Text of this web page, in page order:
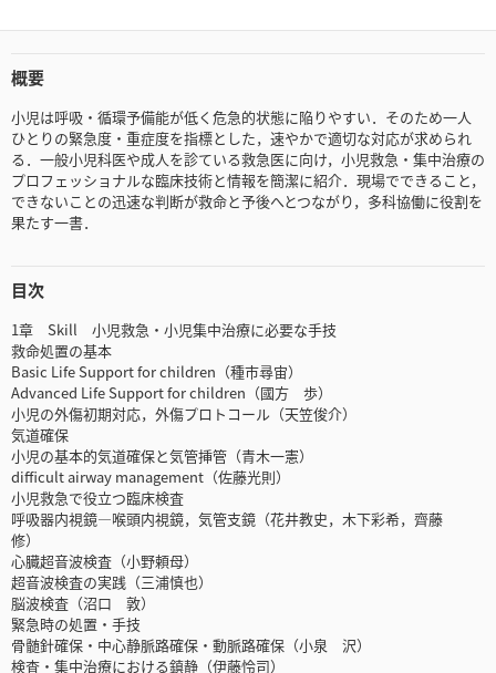
概要
小児は呼吸・循環予備能が低く危急的状態に陥りやすい．そのため一人
ひとりの緊急度・重症度を指標とした，速やかで適切な対応が求められ
る．一般小児科医や成人を診ている救急医に向け，小児救急・集中治療の
プロフェッショナルな臨床技術と情報を簡潔に紹介．現場でできること，
できないことの迅速な判断が救命と予後へとつながり，多科協働に役割を
果たす一書．
目次
1章 Skill 小児救急・小児集中治療に必要な手技
救命処置の基本
Basic Life Support for children（種市尋宙）
Advanced Life Support for children（國方 歩）
小児の外傷初期対応，外傷プロトコール（天笠俊介）
気道確保
小児の基本的気道確保と気管挿管（青木一憲）
difficult airway management（佐藤光則）
小児救急で役立つ臨床検査
呼吸器内視鏡―喉頭内視鏡，気管支鏡（花井教史，木下彩希，齊藤
修）
心臓超音波検査（小野頼母）
超音波検査の実践（三浦慎也）
脳波検査（沼口 敦）
緊急時の処置・手技
骨髄針確保・中心静脈路確保・動脈路確保（小泉 沢）
検査・集中治療における鎮静（伊藤怜司）